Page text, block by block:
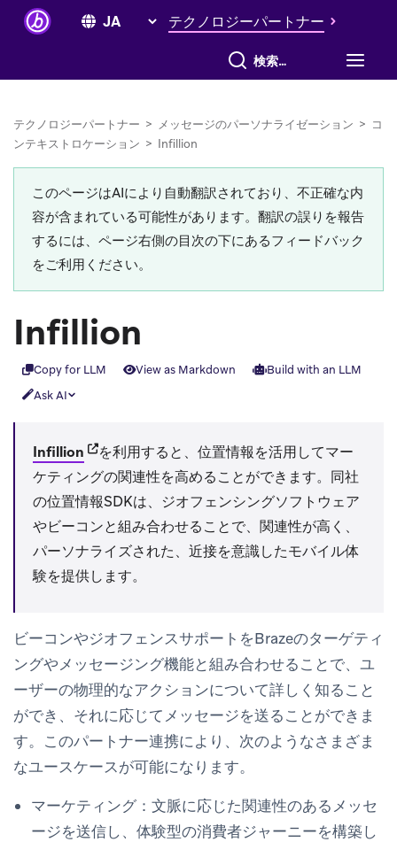
テクノロジーパートナー
すべて検索
テクノロジーパートナー > メッセージのパーソナライゼーション > コ
ンテキストロケーション > Infillion
このページはAIにより自動翻訳されており、不正確な内
容が含まれている可能性があります。翻訳の誤りを報告
するには、ページ右側の目次の下にあるフィードバック
をご利用ください。
Infillion
Copy for LLM View as Markdown
Build with an LLM
Ask AI
Infillion (opens in new tab)
を利用すると、位置情報を活用してマー
ケティングの関連性を高めることができます。同社
の位置情報SDKは、ジオフェンシングソフトウェア
やビーコンと組み合わせることで、関連性が高く、
パーソナライズされた、近接を意識したモバイル体
験を提供します。
ビーコンやジオフェンスサポートをBrazeのターゲティ
ングやメッセージング機能と組み合わせることで、ユ
ーザーの物理的なアクションについて詳しく知ること
ができ、それに応じてメッセージを送ることができま
す。このパートナー連携により、次のようなさまざま
なユースケースが可能になります。
マーケティング： 文脈に応じた関連性のあるメッセ
ージを送信し、体験型の消費者ジャーニーを構築し